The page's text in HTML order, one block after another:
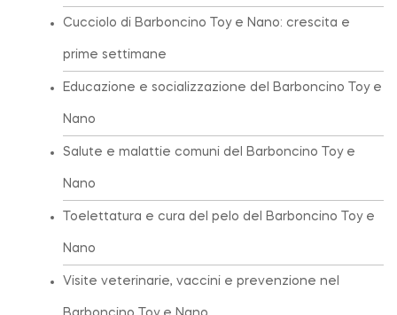
Cucciolo di Barboncino Toy e Nano: crescita e
prime settimane
Educazione e socializzazione del Barboncino Toy e
Nano
Salute e malattie comuni del Barboncino Toy e
Nano
Toelettatura e cura del pelo del Barboncino Toy e
Nano
Visite veterinarie, vaccini e prevenzione nel